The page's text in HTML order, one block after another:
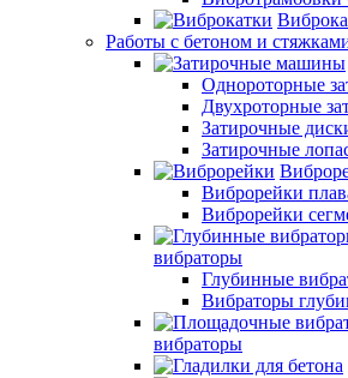
Работы с бетоном и
Однороторные
Двухроторные
Затирочные
Затирочные
Виброрейки
Виброрейки
вибраторы
Глубинные
Вибраторы
вибраторы